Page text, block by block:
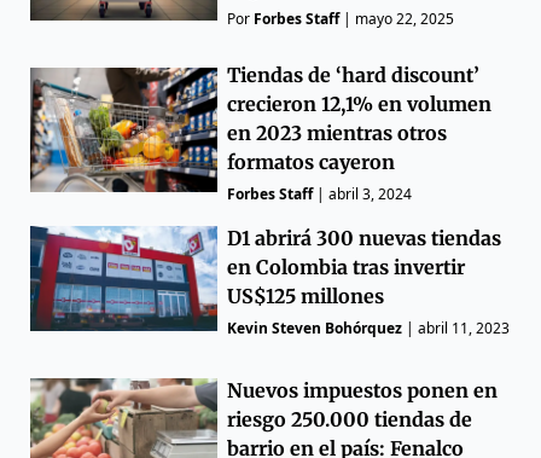
Por Forbes Staff| mayo 22, 2025
Tiendas de ‘hard discount’
crecieron 12,1% en volumen
en 2023 mientras otros
formatos cayeron
Forbes Staff|abril 3, 2024
D1 abrirá 300 nuevas tiendas
en Colombia tras invertir
US$125 millones
Kevin Steven Bohórquez |abril 11, 2023
Nuevos impuestos ponen en
riesgo 250.000 tiendas de
barrio en el país: Fenalco